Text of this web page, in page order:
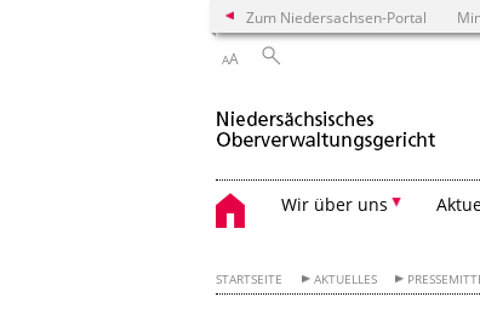
Zum Niedersachsen-Portal
AA
Wir über uns
STARTSEITE AKTUELLES